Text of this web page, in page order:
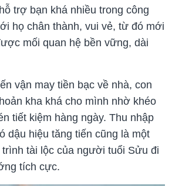
trợ bạn khá nhiều trong công
họ chân thành, vui vẻ, từ đó mới
mối quan hệ bền vững, dài
vận may tiền bạc về nhà, con
kha khá cho mình nhờ khéo
tiết kiệm hàng ngày. Thu nhập
dậu hiệu tăng tiến cũng là một
tài lộc của người tuổi Sửu đi
tích cực.